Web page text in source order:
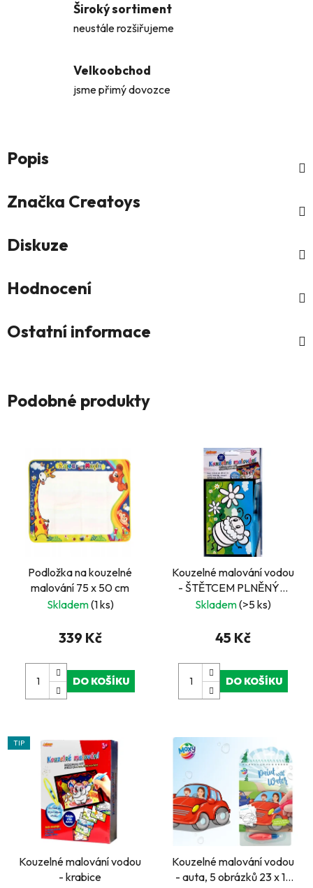
Široký sortiment
neustále rozšiřujeme
Velkoobchod
jsme přimý dovozce
Popis
Značka Creatoys
Diskuze
Hodnocení
Ostatní informace
Podobné produkty
Podložka na kouzelné
malování 75 x 50 cm
Skladem(1 ks)
339 Kč
DO KOŠÍKU
Kouzelné malování vodou
- ŠTĚTCEM PLNĚNÝM
VODOU, cena za jeden
Skladem(>5 ks)
45 Kč
DO KOŠÍKU
TIP
Kouzelné malování vodou
- krabice
Kouzelné malování vodou
- auta, 5 obrázků 23 x 14